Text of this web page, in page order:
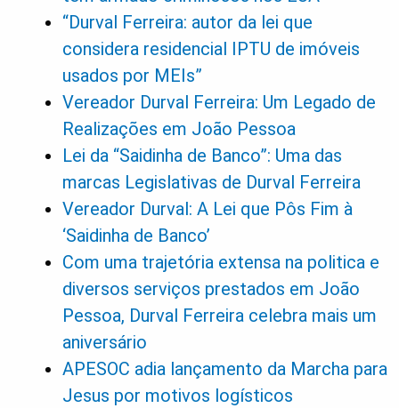
“Durval Ferreira: autor da lei que
considera residencial IPTU de imóveis
usados por MEIs”
Vereador Durval Ferreira: Um Legado de
Realizações em João Pessoa
Lei da “Saidinha de Banco”: Uma das
marcas Legislativas de Durval Ferreira
Vereador Durval: A Lei que Pôs Fim à
‘Saidinha de Banco’
Com uma trajetória extensa na politica e
diversos serviços prestados em João
Pessoa, Durval Ferreira celebra mais um
aniversário
APESOC adia lançamento da Marcha para
Jesus por motivos logísticos